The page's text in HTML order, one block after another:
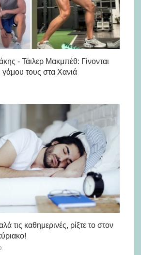
- Τάιλερ Μακμπέθ: Γίνονται
γάμου τους στα Χανιά
τις καθημερινές, ρίξτε το στον